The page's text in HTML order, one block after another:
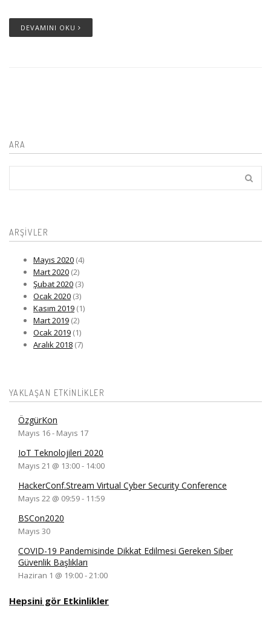
DEVAMINI OKU
ARA
ARŞIVLER
Mayıs 2020 (4)
Mart 2020 (2)
Şubat 2020 (3)
Ocak 2020 (3)
Kasım 2019 (1)
Mart 2019 (2)
Ocak 2019 (1)
Aralık 2018 (7)
YAKLAŞAN ETKINLIKLER
ÖzgürKon
Mayıs 16- Mayıs 17
IoT Teknolojileri 2020
Mayıs 21 @ 13:00- 14:00
HackerConf.Stream Virtual Cyber Security Conference
Mayıs 22 @ 09:59- 11:59
BSCon2020
Mayıs 30
COVID-19 Pandemisinde Dikkat Edilmesi Gereken Siber
Güvenlik Başlıkları
Haziran 1 @ 19:00-21:00
Hepsini gör Etkinlikler